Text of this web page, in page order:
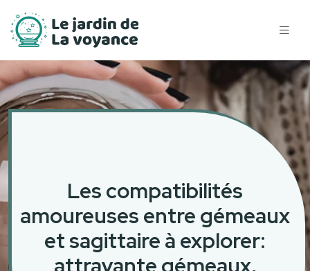
Les compatibilités
amoureuses entre gémeaux
et sagittaire à explorer: